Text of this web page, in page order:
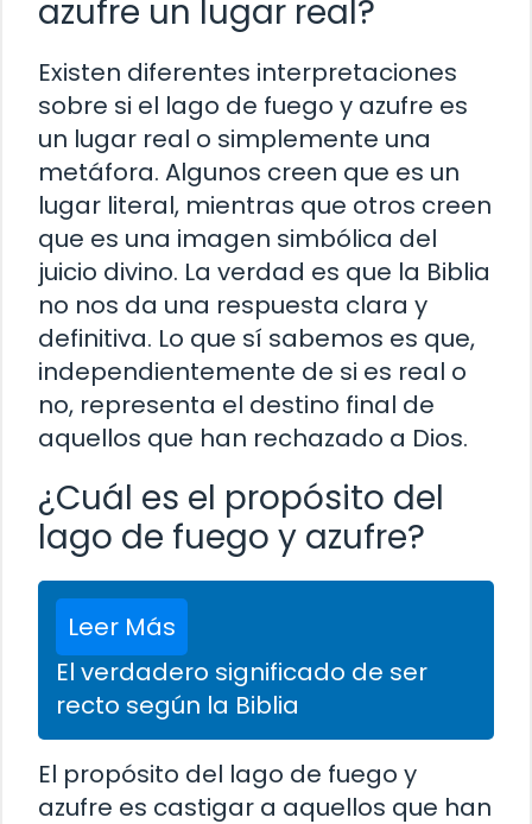
azufre un lugar real?
Existen diferentes interpretaciones
sobre si el lago de fuego y azufre es
un lugar real o simplemente una
metáfora. Algunos creen que es un
lugar literal, mientras que otros creen
que es una imagen simbólica del
juicio divino. La verdad es que la Biblia
no nos da una respuesta clara y
definitiva. Lo que sí sabemos es que,
independientemente de si es real o
no, representa el destino final de
aquellos que han rechazado a Dios.
¿Cuál es el propósito del
lago de fuego y azufre?
Leer Más
El verdadero significado de ser
recto según la Biblia
El propósito del lago de fuego y
azufre es castigar a aquellos que han